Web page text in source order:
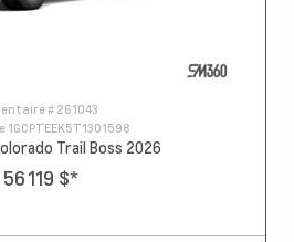
# 261043
1GCPTEEK5T1301598
Trail Boss 2026
56 119 $*